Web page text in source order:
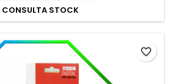
CONSULTA STOCK
favorite_border